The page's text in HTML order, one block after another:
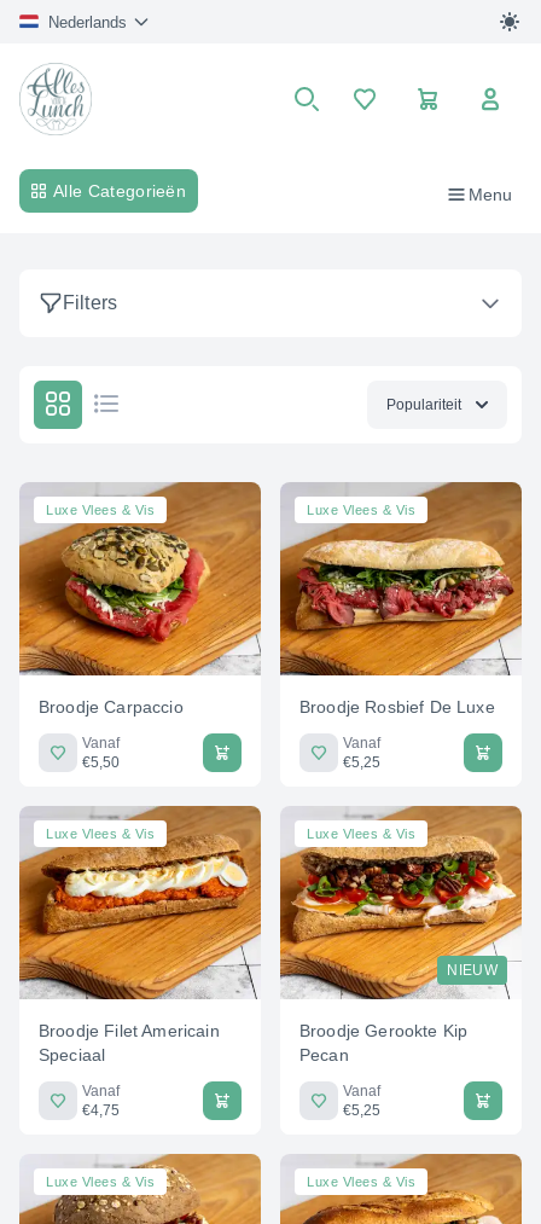
Nederlands
Search Winkelwagen
Alle Categorieën Menu
Filters
Populariteit
Luxe Vlees & Vis
Broodje Carpaccio
Vanaf
€5,50
Luxe Vlees & Vis
Broodje Rosbief De Luxe
Vanaf
€5,25
Luxe Vlees & Vis
Broodje Filet Americain
Speciaal
Vanaf
€4,75
Luxe Vlees & Vis
NIEUW
Broodje Gerookte Kip
Pecan
Vanaf
€5,25
Luxe Vlees & Vis Luxe Vlees & Vis